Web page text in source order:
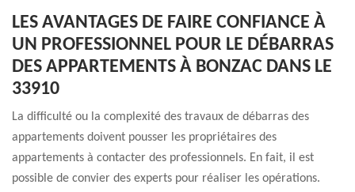
LES AVANTAGES DE FAIRE CONFIANCE À
UN PROFESSIONNEL POUR LE DÉBARRAS
DES APPARTEMENTS À BONZAC DANS LE
33910
La difficulté ou la complexité des travaux de débarras des
appartements doivent pousser les propriétaires des
appartements à contacter des professionnels. En fait, il est
possible de convier des experts pour réaliser les opérations.